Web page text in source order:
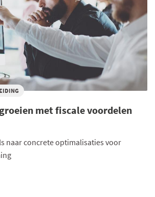
met fiscale voordelen
naar concrete optimalisaties voor